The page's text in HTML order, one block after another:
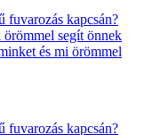
fuvarozás kapcsán?
segít önnek
és mi örömmel
fuvarozás kapcsán?